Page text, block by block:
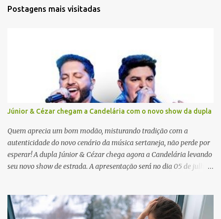
Postagens mais visitadas
Júnior & Cézar chegam a Candelária com o novo show da dupla
Quem aprecia um bom modão, misturando tradição com a
autenticidade do novo cenário da música sertaneja, não perde por
esperar! A dupla Júnior & Cézar chega agora a Candelária levando
seu novo show de estrada. A apresentação será no dia 05 de julho
barriga diferente. O projeto ‘Simplesmente’ ainda nem foi lançado
por completo e já ver o público cantando com a gente, show após